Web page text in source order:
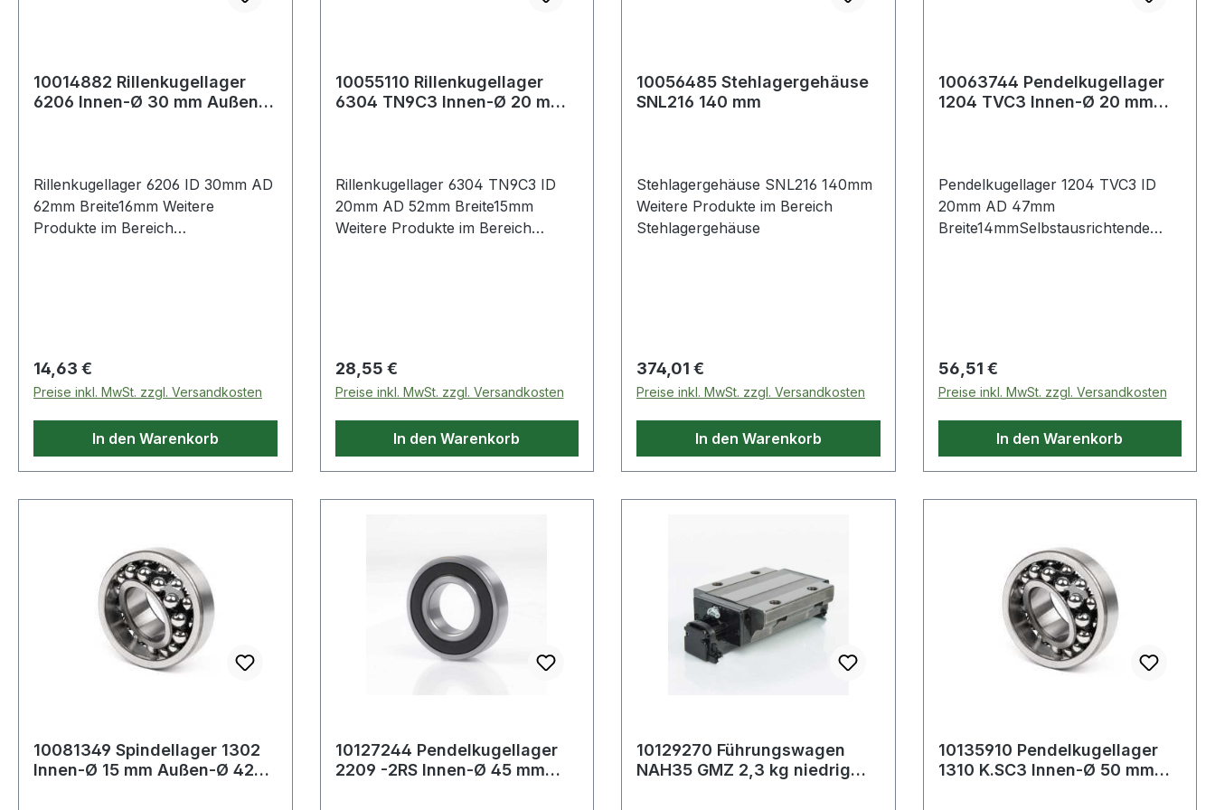
10014882 Rillenkugellager
6206 Innen-Ø 30 mm Außen-
Rillenkugellager 6206 ID 30mm AD
62mm Breite16mm Weitere
Produkte im Bereich
Regulärer Preis:
14,63 €
Preise inkl. MwSt. zzgl. Versandkosten
In den Warenkorb
10055110 Rillenkugellager
6304 TN9C3 Innen-Ø 20 mm
Rillenkugellager 6304 TN9C3 ID
20mm AD 52mm Breite15mm
Weitere Produkte im Bereich
Regulärer Preis:
28,55 €
Preise inkl. MwSt. zzgl. Versandkosten
In den Warenkorb
10056485 Stehlagergehäuse
SNL216 140 mm
Stehlagergehäuse SNL216 140mm
Weitere Produkte im Bereich
Stehlagergehäuse
Regulärer Preis:
374,01 €
Preise inkl. MwSt. zzgl. Versandkosten
In den Warenkorb
10063744 Pendelkugellager
1204 TVC3 Innen-Ø 20 mm
Pendelkugellager 1204 TVC3 ID
20mm AD 47mm
Breite14mmSelbstausrichtende
Regulärer Preis:
56,51 €
Preise inkl. MwSt. zzgl. Versandkosten
In den Warenkorb
10081349 Spindellager 1302
Innen-Ø 15 mm Außen-Ø 42
10127244 Pendelkugellager
2209 -2RS Innen-Ø 45 mm
10129270 Führungswagen
NAH35 GMZ 2,3 kg niedrig
10135910 Pendelkugellager
1310 K.SC3 Innen-Ø 50 mm